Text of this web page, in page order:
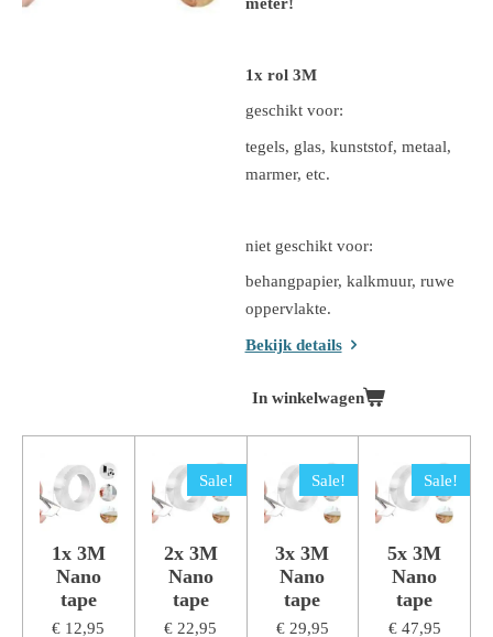
1x rol 3M
geschikt voor:
tegels, glas, kunststof, metaal,
marmer, etc.
niet geschikt voor:
behangpapier, kalkmuur, ruwe
oppervlakte.
Bekijk details
In winkelwagen
1x 3M
Nano
tape
€ 12,95
Sale!
2x 3M
Nano
tape
€ 22,95
Sale!
3x 3M
Nano
tape
€ 29,95
Sale!
5x 3M
Nano
tape
€ 47,95